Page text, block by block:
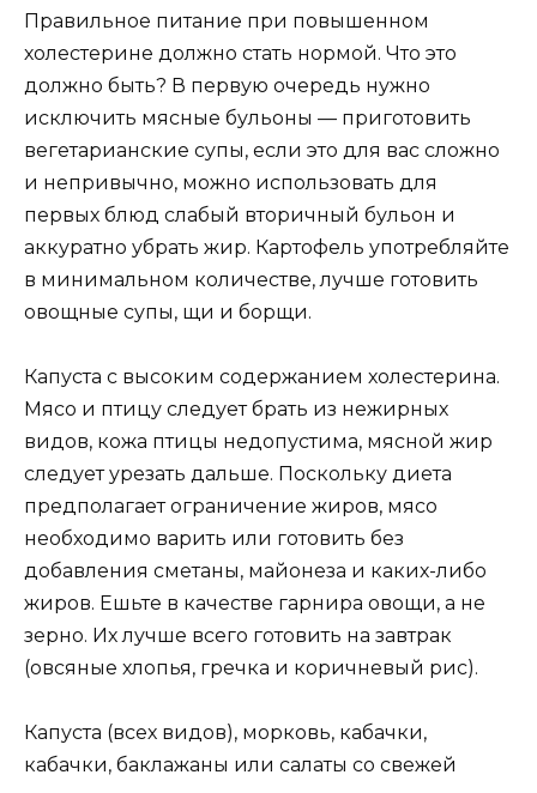
Правильное питание при повышенном
холестерине должно стать нормой. Что это
должно быть? В первую очередь нужно
исключить мясные бульоны — приготовить
вегетарианские супы, если это для вас сложно
и непривычно, можно использовать для
первых блюд слабый вторичный бульон и
аккуратно убрать жир. Картофель употребляйте
в минимальном количестве, лучше готовить
овощные супы, щи и борщи.
Капуста с высоким содержанием холестерина.
Мясо и птицу следует брать из нежирных
видов, кожа птицы недопустима, мясной жир
следует урезать дальше. Поскольку диета
предполагает ограничение жиров, мясо
необходимо варить или готовить без
добавления сметаны, майонеза и каких-либо
жиров. Ешьте в качестве гарнира овощи, а не
зерно. Их лучше всего готовить на завтрак
(овсяные хлопья, гречка и коричневый рис).
Капуста (всех видов), морковь, кабачки,
кабачки, баклажаны или салаты со свежей